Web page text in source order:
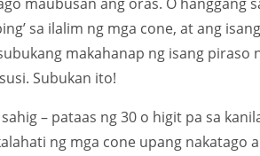
sa ilalim ng mga cone, at ang
makahanap ng isang piraso
Subukan ito!
– pataas ng 30 o higit pa sa
ng mga cone upang nakatago